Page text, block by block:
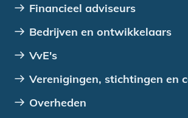
Financieel adviseurs
Bedrijven en ontwikkelaars
VvE's
Verenigingen, stichtingen en
Overheden